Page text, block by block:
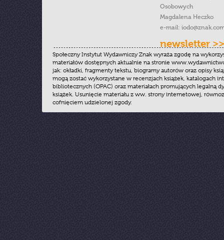
Osobowych
Magdalena Heczko
e-mail:
newsletter >>
Społeczny Instytut Wydawniczy Znak wyraża zgodę na
materiałów dostępnych aktualnie na stronie
jak: okładki, fragmenty tekstu, biogramy autorów oraz opisy
mogą zostać wykorzystane w recenzjach książek, katalogach
bibliotecznych (OPAC) oraz materiałach promujących legalną
książek. Usunięcie materiału z ww. strony internetowej,
cofnięciem udzielonej zgody.